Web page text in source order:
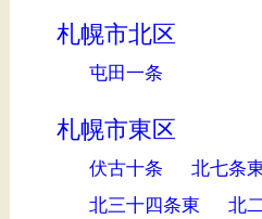
札幌市北区
屯田一条
札幌市東区
伏古十条 北七条
北三十四条東
北